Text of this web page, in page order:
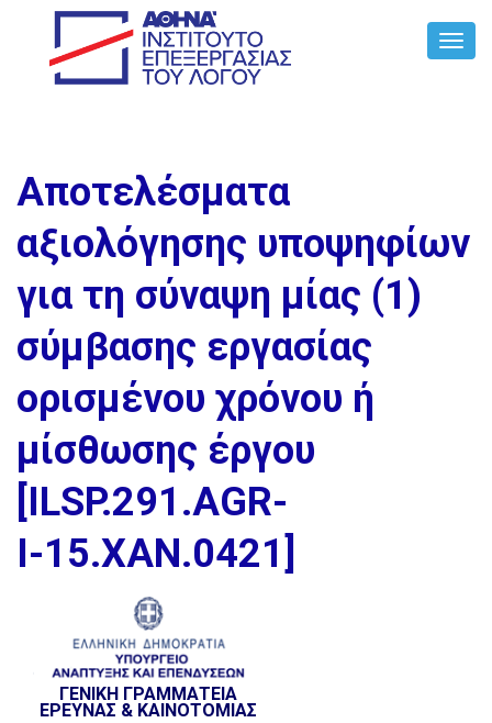
Αποτελέσματα
αξιολόγησης υποψηφίων
για τη σύναψη μίας (1)
σύμβασης εργασίας
ορισμένου χρόνου ή
μίσθωσης έργου
[ILSP.291.AGR-
Ι-15.XAN.0421]
ΓΕΝΙΚΗ ΓΡΑΜΜΑΤΕΙΑ
ΕΡΕΥΝΑΣ & ΚΑΙΝΟΤΟΜΙΑΣ